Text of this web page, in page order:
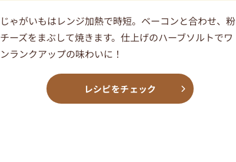
じゃがいもはレンジ加熱で時短。ベーコンと合わせ、粉
チーズをまぶして焼きます。仕上げのハーブソルトでワ
ンランクアップの味わいに！
レシピをチェック